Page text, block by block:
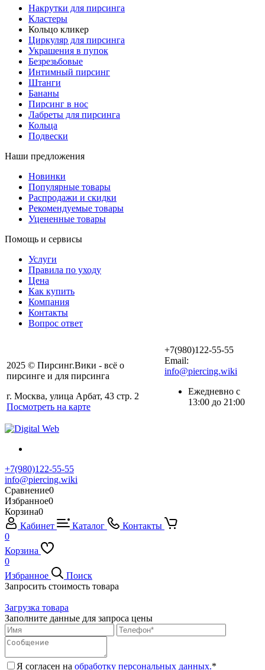
Накрутки для пирсинга
Кластеры
Кольцо кликер
Циркуляр для пирсинга
Украшения в пупок
Безрезьбовые
Интимный пирсинг
Штанги
Бананы
Пирсинг в нос
Лабреты для пирсинга
Кольца
Подвески
Наши предложения
Новинки
Популярные товары
Распродажи и скидки
Рекомендуемые товары
Уцененные товары
Помощь и сервисы
Услуги
Правила по уходу
Цена
Как купить
Компания
Контакты
Вопрос ответ
2025 © Пирсинг.Вики - всё о
пирсинге и для пирсинга
г. Москва, улица Арбат, 43 стр. 2
Посмотреть на карте
+7(980)122-55-55
Email:
info@piercing.wiki
Ежедневно с
13:00 до 21:00
+7(980)122-55-55
info@piercing.wiki
Сравнение0
Избранное0
Корзина0
Кабинет
Каталог
Контакты
0
Корзина
0
Избранное
Поиск
Запросить стоимость товара
Загрузка товара
Заполните данные для запроса цены
Я согласен на обработку персональных данных.*